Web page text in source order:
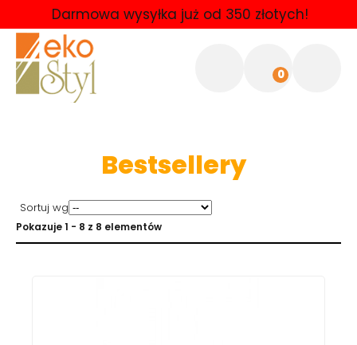
Darmowa wysyłka już od 350 złotych!
0
Bestsellery
Sortuj wg
Pokazuje 1 - 8 z 8 elementów